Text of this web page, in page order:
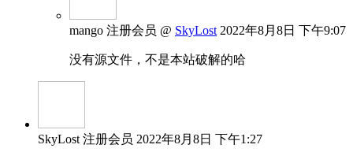
mango 注册会员 @ SkyLost 2022年8月8日 下午9:07
没有源文件，不是本站破解的哈
SkyLost 注册会员 2022年8月8日 下午1:27